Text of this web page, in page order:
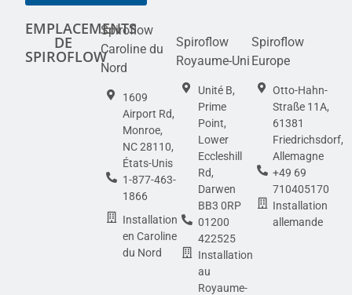
EMPLACEMENTS
DE
SPIROFLOW
Spiroflow
Caroline du
Nord
1609
Airport Rd,
Monroe,
NC 28110,
États-Unis
1-877-463-
1866
Installation
en Caroline
du Nord
Spiroflow
Royaume-Uni
Unité B,
Prime
Point,
Lower
Eccleshill
Rd,
Darwen
BB3 0RP
01200
422525
Installation
au
Royaume-
Spiroflow
Europe
Otto-Hahn-
Straße 11A,
61381
Friedrichsdorf,
Allemagne
+49 69
710405170
Installation
allemande